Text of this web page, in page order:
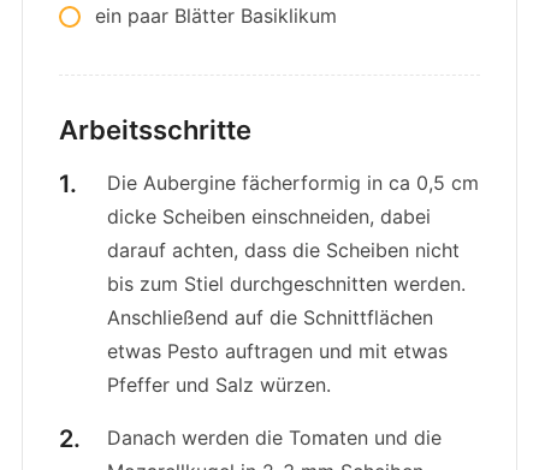
ein paar Blätter Basiklikum
Arbeitsschritte
Die Aubergine fächerformig in ca 0,5 cm
dicke Scheiben einschneiden, dabei
darauf achten, dass die Scheiben nicht
bis zum Stiel durchgeschnitten werden.
Anschließend auf die Schnittflächen
etwas Pesto auftragen und mit etwas
Pfeffer und Salz würzen.
Danach werden die Tomaten und die